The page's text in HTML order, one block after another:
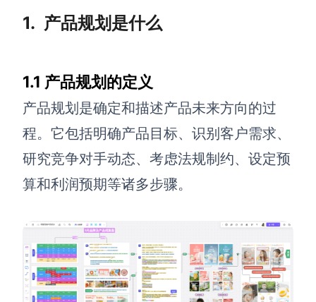
解决方案
团队协作提效
素材整理
在线白板
涂鸦画板
在线绘图
客户旅程图
UML图
数据流图
1. 产品规划是什么
1.1 产品规划的定义
产品规划是确定和描述产品未来方向的过
程。它包括明确产品目标、识别客户需求、
研究竞争对手动态、考虑法规制约、设定预
算和利润预期等诸多步骤。